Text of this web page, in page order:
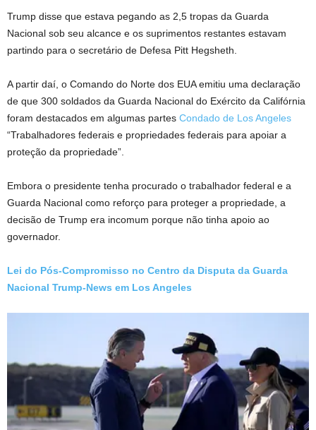
Trump disse que estava pegando as 2,5 tropas da Guarda
Nacional sob seu alcance e os suprimentos restantes estavam
partindo para o secretário de Defesa Pitt Hegsheth.
A partir daí, o Comando do Norte dos EUA emitiu uma declaração
de que 300 soldados da Guarda Nacional do Exército da Califórnia
foram destacados em algumas partes Condado de Los Angeles
“Trabalhadores federais e propriedades federais para apoiar a
proteção da propriedade”.
Embora o presidente tenha procurado o trabalhador federal e a
Guarda Nacional como reforço para proteger a propriedade, a
decisão de Trump era incomum porque não tinha apoio ao
governador.
Lei do Pós-Compromisso no Centro da Disputa da Guarda
Nacional Trump-News em Los Angeles